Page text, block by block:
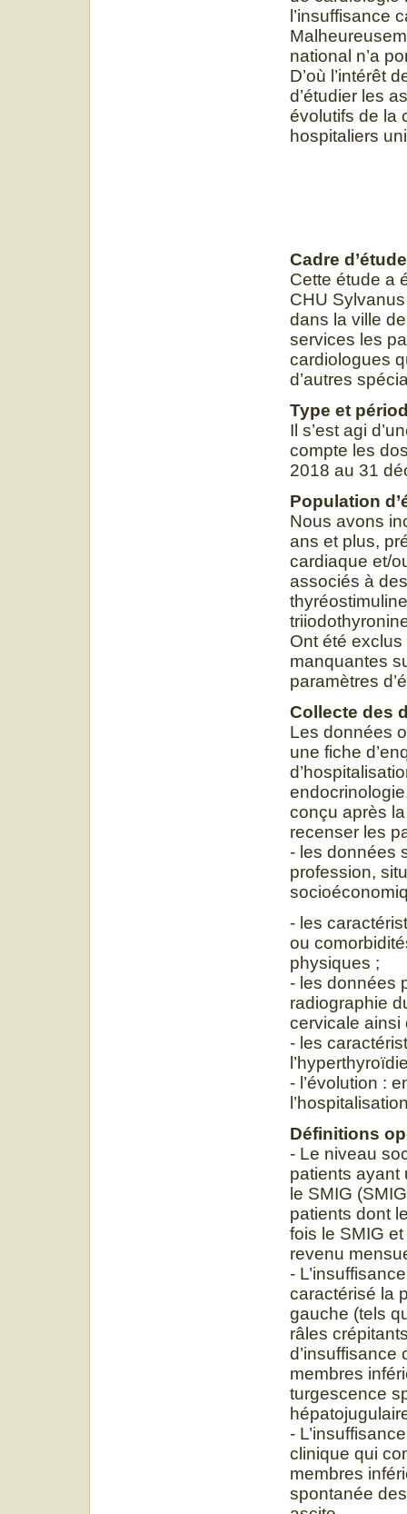
l’insuffisance
national n’a
D’où l’intérêt
d’étudier les
évolutifs de la
hospitaliers
Cadre d’étude
Cette étude a
CHU
dans la ville
services les
cardiologues
d’autres
Type et
Il s’est agi
compte les
2018 au 31
Population
Nous avons
ans et plus,
cardiaque et/
associés à
Ont été
manquantes
paramètres
Collecte des
Les données
une fiche
conçu après
recenser les
- les données
profession,
- les
ou
physiques ;
- les données
radiographie
cervicale ainsi
- les
- l’évolution :
Définitions
- Le niveau
patients ayant
le SMIG
patients dont
fois le SMIG
revenu
-
caractérisé la
gauche (tels
râles
d’insuffisance
membres
turgescence
-
clinique qui
membres
spontanée